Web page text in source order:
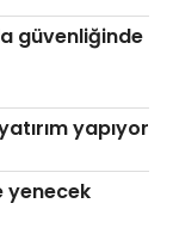
güvenliğinde
yapıyor
yenecek